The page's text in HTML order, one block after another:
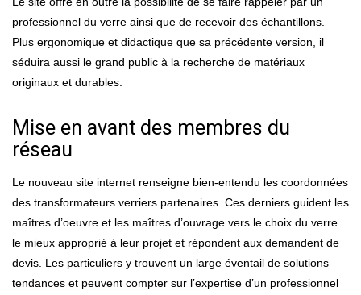
professionnel du verre ainsi que de recevoir des échantillons.
Plus ergonomique et didactique que sa précédente version, il
séduira aussi le grand public à la recherche de matériaux
originaux et durables.
Mise en avant des membres du
réseau
Le nouveau site internet renseigne bien-entendu les coordonnées
des transformateurs verriers partenaires. Ces derniers guident les
maîtres d’oeuvre et les maîtres d’ouvrage vers le choix du verre
le mieux approprié à leur projet et répondent aux demandent de
devis. Les particuliers y trouvent un large éventail de solutions
tendances et peuvent compter sur l’expertise d’un professionnel